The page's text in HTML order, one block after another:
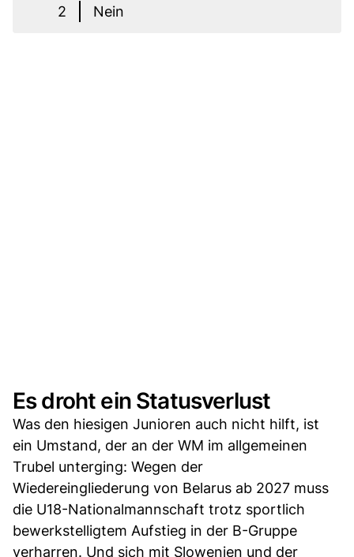
2 Nein
Es droht ein Statusverlust
Was den hiesigen Junioren auch nicht hilft, ist
ein Umstand, der an der WM im allgemeinen
Trubel unterging: Wegen der
Wiedereingliederung von Belarus ab 2027 muss
die U18-Nationalmannschaft trotz sportlich
bewerkstelligtem Aufstieg in der B-Gruppe
verharren. Und sich mit Slowenien und der